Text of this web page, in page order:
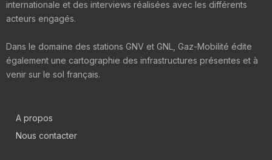
internationale et des interviews réalisées avec les différents
acteurs engagés.
Dans le domaine des stations GNV et GNL, Gaz-Mobilité édite
également une cartographie des infrastructures présentes et à
venir sur le sol français.
A propos
Nous contacter